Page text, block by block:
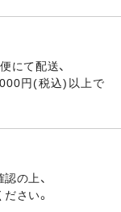
にて配送、
円(税込)以上で
の上、
さい。